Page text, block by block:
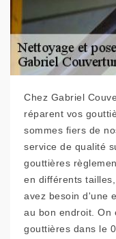
Chez Gabriel
réparent vos
sommes fiers de
service de qualité
gouttières
en différents
avez besoin d'une
au bon endroit. On
gouttières dans le